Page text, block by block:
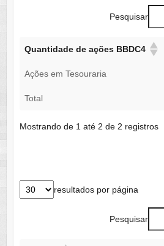
Pesquisar
Quantidade de ações BBDC4
Ações em Tesouraria
Total
Mostrando de 1 até 2 de 2 registros
resultados por página
Pesquisar